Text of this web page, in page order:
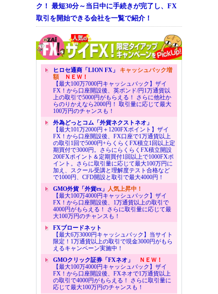
ク！ 最短30分～当日中に手続きが完了し、FX
取引を開始できる会社を一覧で紹介！
ヒロセ通商「LION FX」 キャッシュバック増
額ＮＥＷ！
【最大100万7000円キャッシュバック】ザイ
FX！から口座開設後、英ポンド/円1万通貨以
上の取引で5000円がもらえる！ さらに他社か
らのりかえなら2000円！ 取引量に応じて最大
100万円のチャンスも！
外為どっとコム「外貨ネクストネオ」
【最大101万2000円＋1200FXポイント】ザイ
FX！から口座開設後、FX口座で1万通貨以上
の取引1回で5000円+らくらくFX積立1回以上定
期買付で3000円。さらにらくらくFX積立開設
200FXポイント＆定期買付1回以上で1000FXポ
イント。さらに取引量に応じて最大100万円に
加え、スクール受講と理解度テスト合格など
で1000円、CFD開設と取引で最大4000円！
GMO外貨「外貨ex」 人気上昇中！
【最大100万4000円キャッシュバック】ザイ
FX！から口座開設後、1万通貨以上の取引で
4000円がもらえる！ さらに取引量に応じて最
大100万円のチャンスも！
FXブロードネット
【最大6万3000円キャッシュバック】当サイト
限定！1万通貨以上の取引で現金3000円がもら
えるキャンペーン実施中！
GMOクリック証券「FXネオ」
ＮＥＷ！
【最大100万4000円キャッシュバック】ザイ
FX！から口座開設後、FXネオで1万通貨以上
の取引で4000円がもらえる！ さらに取引量に
応じて最大100万円のチャンスも！